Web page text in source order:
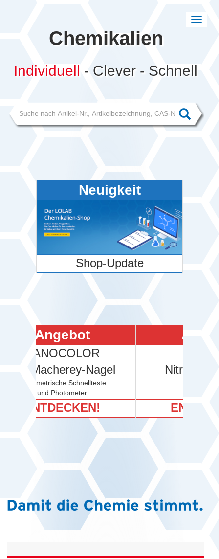
Chemikalien
Individuell - Clever - Schnell
Neuigkeit
Shop-Update
Angebot
NANOCOLOR
von Macherey-Nagel
photometrische Schnellteste
und Photometer
ENTDECKEN!